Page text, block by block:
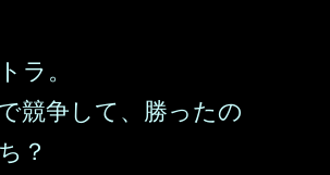
ラ。
競争して、勝ったの
？